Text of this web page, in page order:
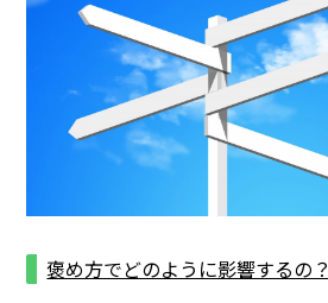
褒め方でどのように影響するの？